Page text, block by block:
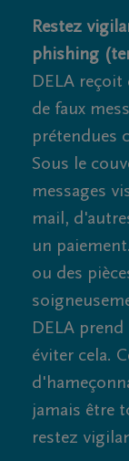
Restez
phishing
DELA reçoit
de faux
prétendues
Sous le
messages
mail,
un
ou des
DELA
éviter cela.
jamais être
restez